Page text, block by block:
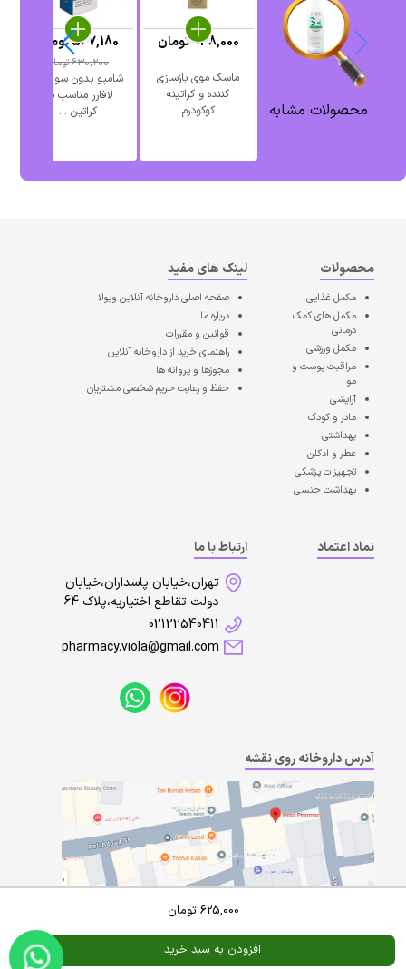
محصولات مشابه
ماسک موی بازسازی
کننده و کراتینه
کوکودرم
948,000تومان
شامپو بدون سولفات
لافارر مناسب مو
کراتین ...
630,200تومان
567,180تومان
625,000 تومان
افزودن به سبد خرید
محصولات
مکمل غذایی
مکمل های کمک
درمانی
مکمل ورزشی
مراقبت پوست و
مو
آرایشی
مادر و کودک
بهداشتی
عطر و ادکلن
تجهیزات پزشکی
بهداشت جنسی
لینک های مفید
صفحه اصلیداروخانه آنلاین ویولا
درباره ما
قوانین و مقررات
راهنمای خرید از داروخانه آنلاین
مجوزها و پروانه ها
حفظ و رعایت حریم شخصی مشتریان
نماد اعتماد
ارتباط با ما
تهران،خیابان پاسداران،خیابان
دولت تقاطع اختیاریه،پلاک 64
02122540411
pharmacy.viola@gmail.com
آدرس داروخانه روی نقشه